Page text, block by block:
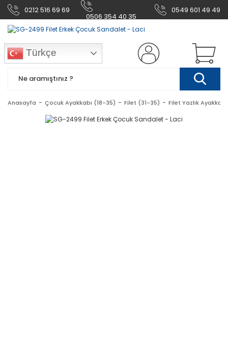
0212 516 69 69
0506 354 40 35
0549 601 49 49
Türkçe
Anasayfa Çocuk Ayakkabı (18-35) Filet (31-35) Filet Yazlık Ayakkabı